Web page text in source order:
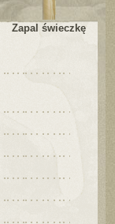
Zapal świeczkę